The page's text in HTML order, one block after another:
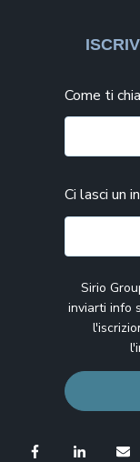
Come ti
Ci lasci un
Sirio
inviarti info
l'